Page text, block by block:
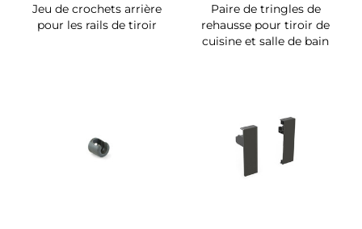
Jeu de crochets arrière
pour les rails de tiroir
Paire de tringles de
rehausse pour tiroir de
cuisine et salle de bain